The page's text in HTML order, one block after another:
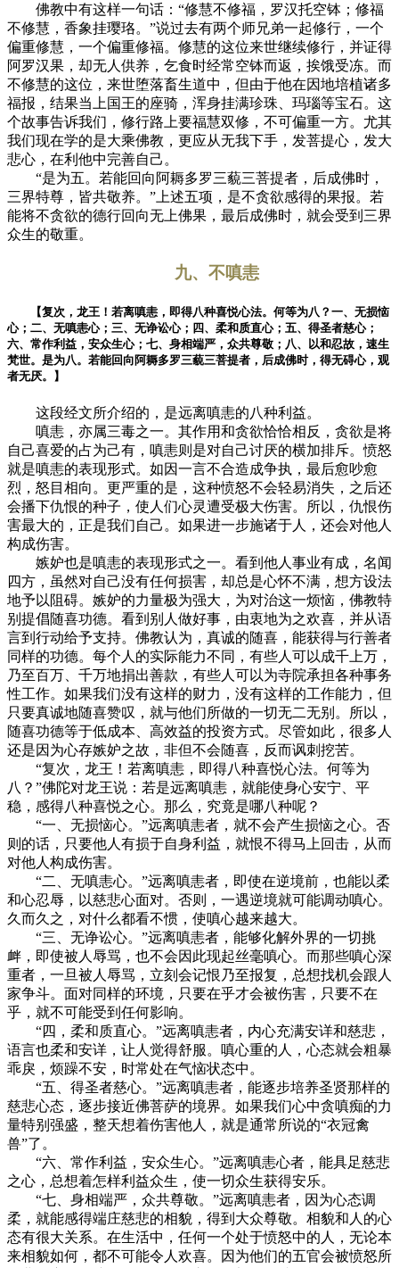
佛教中有这样一句话：“修慧不修福，罗汉托空钵；修福
不修慧，香象挂璎珞。”说过去有两个师兄弟一起修行，一个
偏重修慧，一个偏重修福。修慧的这位来世继续修行，并证得
阿罗汉果，却无人供养，乞食时经常空钵而返，挨饿受冻。而
不修慧的这位，来世堕落畜生道中，但由于他在因地培植诸多
福报，结果当上国王的座骑，浑身挂满珍珠、玛瑙等宝石。这
个故事告诉我们，修行路上要福慧双修，不可偏重一方。尤其
我们现在学的是大乘佛教，更应从无我下手，发菩提心，发大
悲心，在利他中完善自己。
“是为五。若能回向阿耨多罗三藐三菩提者，后成佛时，
三界特尊，皆共敬养。”上述五项，是不贪欲感得的果报。若
能将不贪欲的德行回向无上佛果，最后成佛时，就会受到三界
众生的敬重。
九、不嗔恚
【复次，龙王！若离嗔恚，即得八种喜悦心法。何等为八？一、无损恼
心；二、无嗔恚心；三、无诤讼心；四、柔和质直心；五、得圣者慈心；
六、常作利益，安众生心；七、身相端严，众共尊敬；八、以和忍故，速生
梵世。是为八。若能回向阿耨多罗三藐三菩提者，后成佛时，得无碍心，观
者无厌。】
这段经文所介绍的，是远离嗔恚的八种利益。
嗔恚，亦属三毒之一。其作用和贪欲恰恰相反，贪欲是将
自己喜爱的占为己有，嗔恚则是对自己讨厌的横加排斥。愤怒
就是嗔恚的表现形式。如因一言不合造成争执，最后愈吵愈
烈，怒目相向。更严重的是，这种愤怒不会轻易消失，之后还
会播下仇恨的种子，使人们心灵遭受极大伤害。所以，仇恨伤
害最大的，正是我们自己。如果进一步施诸于人，还会对他人
构成伤害。
嫉妒也是嗔恚的表现形式之一。看到他人事业有成，名闻
四方，虽然对自己没有任何损害，却总是心怀不满，想方设法
地予以阻碍。嫉妒的力量极为强大，为对治这一烦恼，佛教特
别提倡随喜功德。看到别人做好事，由衷地为之欢喜，并从语
言到行动给予支持。佛教认为，真诚的随喜，能获得与行善者
同样的功德。每个人的实际能力不同，有些人可以成千上万，
乃至百万、千万地捐出善款，有些人可以为寺院承担各种事务
性工作。如果我们没有这样的财力，没有这样的工作能力，但
只要真诚地随喜赞叹，就与他们所做的一切无二无别。所以，
随喜功德等于低成本、高效益的投资方式。尽管如此，很多人
还是因为心存嫉妒之故，非但不会随喜，反而讽刺挖苦。
“复次，龙王！若离嗔恚，即得八种喜悦心法。何等为
八？”佛陀对龙王说：若是远离嗔恚，就能使身心安宁、平
稳，感得八种喜悦之心。那么，究竟是哪八种呢？
“一、无损恼心。”远离嗔恚者，就不会产生损恼之心。否
则的话，只要他人有损于自身利益，就恨不得马上回击，从而
对他人构成伤害。
“二、无嗔恚心。”远离嗔恚者，即使在逆境前，也能以柔
和心忍辱，以慈悲心面对。否则，一遇逆境就可能调动嗔心。
久而久之，对什么都看不惯，使嗔心越来越大。
“三、无诤讼心。”远离嗔恚者，能够化解外界的一切挑
衅，即使被人辱骂，也不会因此现起丝毫嗔心。而那些嗔心深
重者，一旦被人辱骂，立刻会记恨乃至报复，总想找机会跟人
家争斗。面对同样的环境，只要在乎才会被伤害，只要不在
乎，就不可能受到任何影响。
“四，柔和质直心。”远离嗔恚者，内心充满安详和慈悲，
语言也柔和安详，让人觉得舒服。嗔心重的人，心态就会粗暴
乖戾，烦躁不安，时常处在气恼状态中。
“五、得圣者慈心。”远离嗔恚者，能逐步培养圣贤那样的
慈悲心态，逐步接近佛菩萨的境界。如果我们心中贪嗔痴的力
量特别强盛，整天想着伤害他人，就是通常所说的“衣冠禽
兽”了。
“六、常作利益，安众生心。”远离嗔恚心者，能具足慈悲
之心，总想着怎样利益众生，使一切众生获得安乐。
“七、身相端严，众共尊敬。”远离嗔恚者，因为心态调
柔，就能感得端庄慈悲的相貌，得到大众尊敬。相貌和人的心
态有很大关系。在生活中，任何一个处于愤怒中的人，无论本
来相貌如何，都不可能令人欢喜。因为他们的五官会被愤怒所